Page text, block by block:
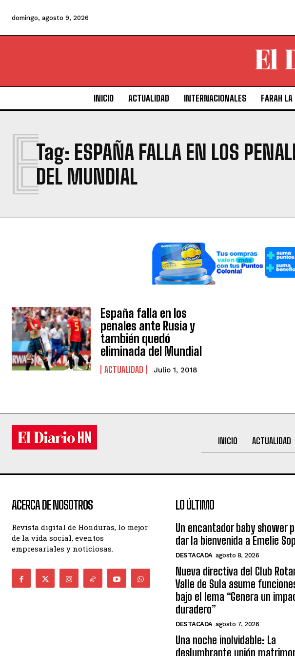
domingo, agosto 9, 2026
INICIO ACTUALIDAD INTERNACIONALES FARAH LA
Tag: ESPAÑA FALLA EN LOS
DEL MUNDIAL
E
España falla en los
penales ante Rusia y
también quedó
eliminada del Mundial
ACTUALIDAD Julio 1, 2018
INICIO ACTUALIDAD
ACERCA DE NOSOTROS
Revista digital de Honduras, lo mejor
de la vida social, eventos
empresariales y noticiosas.
LO ÚLTIMO
Un encantador baby shower
dar la bienvenida a Emelie
DESTACADA agosto 8, 2026
Nueva directiva del Club
Valle de Sula asume
bajo el lema “Genera un
duradero”
DESTACADA agosto 7, 2026
Una noche inolvidable: La
deslumbrante unión